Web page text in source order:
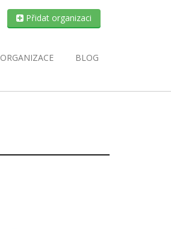
Přidat organizaci
ORGANIZACE BLOG